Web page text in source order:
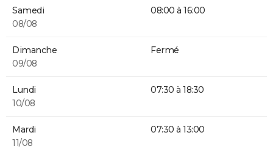
Samedi
08/08
08:00 à 16:00
Dimanche
09/08
Fermé
Lundi
10/08
07:30 à 18:30
Mardi
11/08
07:30 à 13:00